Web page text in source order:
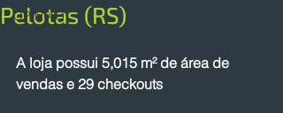
OPINIÃO
Pelotas (RS)
A loja possui 5,015 m² de área de
vendas e 29 checkouts